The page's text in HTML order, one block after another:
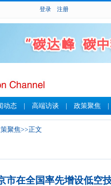
登录 注册
动态 高端访谈 政策聚焦
聚焦>>正文
市在全国率先增设低空